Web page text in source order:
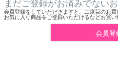
まだご登録がお済みでない
会員登録をしていただきますと、二度目のお買
お気に入り商品をご登録いただけるなどお買い
会員登